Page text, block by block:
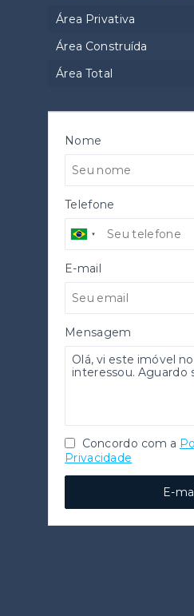
Área Privativa
Área Construída
Área Total
Nome
Telefone
E-mail
Mensagem
Concordo com a
Privacidade
E-